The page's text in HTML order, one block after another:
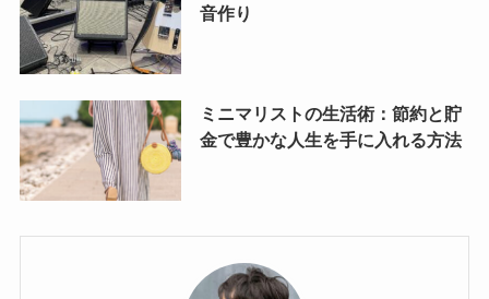
音作り
ミニマリストの生活術：節約と貯
金で豊かな人生を手に入れる方法